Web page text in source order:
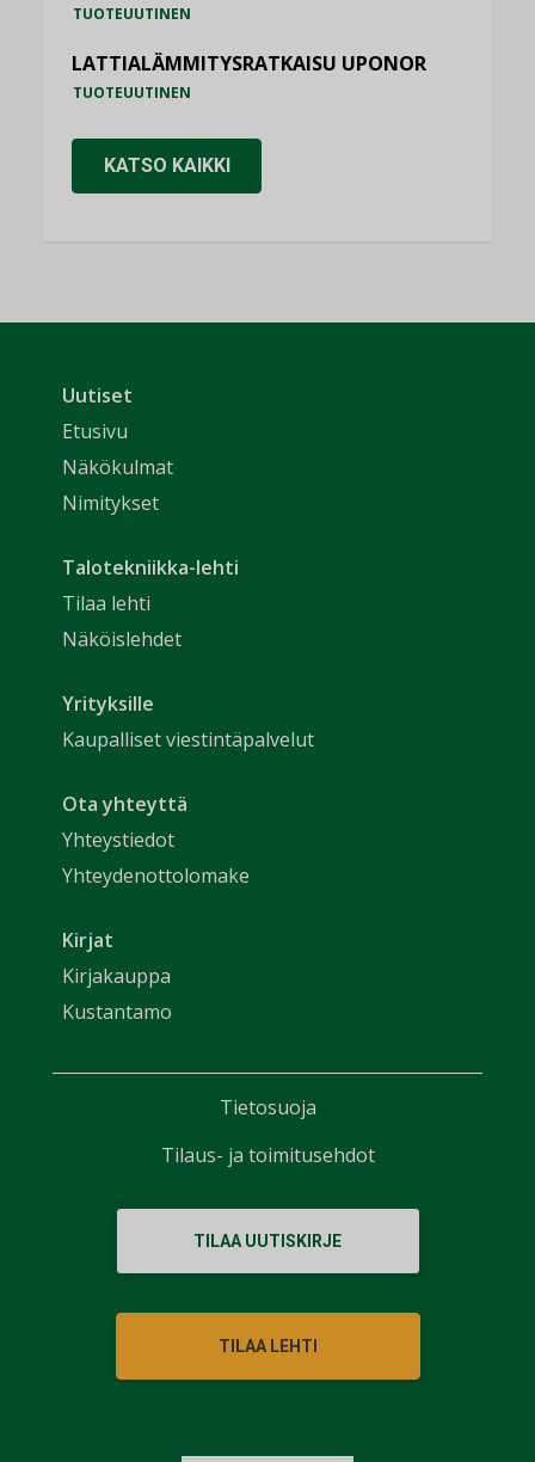
TUOTEUUTINEN
LATTIALÄMMITYSRATKAISU UPONOR
TUOTEUUTINEN
KATSO KAIKKI
Uutiset
Etusivu
Näkökulmat
Nimitykset
Talotekniikka-lehti
Tilaa lehti
Näköislehdet
Yrityksille
Kaupalliset viestintäpalvelut
Ota yhteyttä
Yhteystiedot
Yhteydenottolomake
Kirjat
Kirjakauppa
Kustantamo
TILAA UUTISKIRJE
TILAA LEHTI
Tietosuoja
Tilaus- ja toimitusehdot